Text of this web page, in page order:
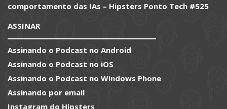
comportamento das IAs – Hipsters Ponto Tech #525
ASSINAR
Assinando o Podcast no Android
Assinando o Podcast no iOS
Assinando o Podcast no Windows Phone
Assinando por email
Instagram do Hipsters